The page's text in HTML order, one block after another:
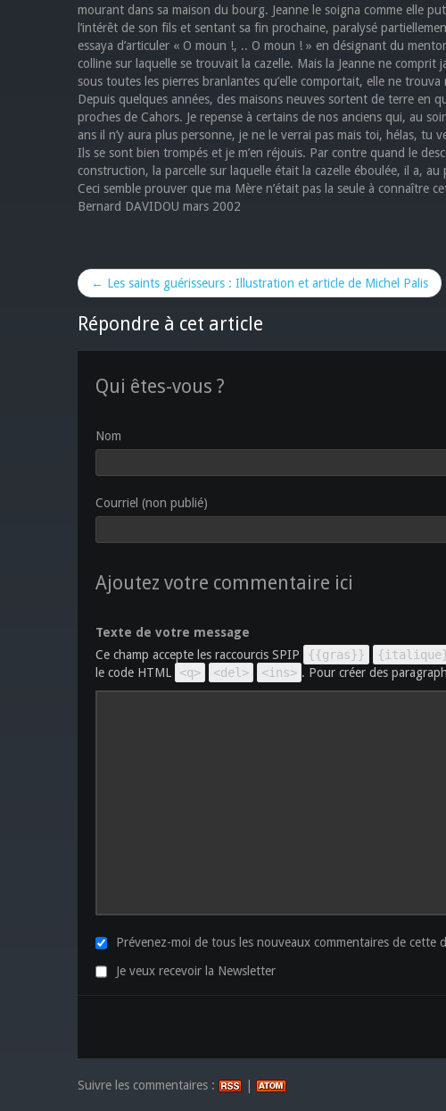
mourant dans sa maison du bourg. Jeanne le soigna comme elle
l’intérêt de son fils et sentant sa fin prochaine, paralysé
essaya d’articuler « O moun !, .. O moun ! » en désignant du
colline sur laquelle se trouvait la cazelle. Mais la Jeanne ne
sous toutes les pierres branlantes qu’elle comportait, elle ne trouva
Depuis quelques années, des maisons neuves sortent de terre en
proches de Cahors. Je repense à certains de nos anciens qui, au
ans il n’y aura plus personne, je ne le verrai pas mais toi, hélas, tu
Ils se sont bien trompés et je m’en réjouis. Par contre quand le
construction, la parcelle sur laquelle était la cazelle éboulée, il a,
Ceci semble prouver que ma Mère n’était pas la seule à connaître
Bernard DAVIDOU mars 2002
← Les saints guérisseurs : Illustration et article de Michel Palis
Répondre à cet article
Qui êtes-vous ?
Nom
Courriel (non publié)
Ajoutez votre commentaire ici
Texte de votre message
Ce champ accepte les raccourcis SPIP
{{gras}}
le code HTML
<q> <del> <ins> . Pour créer des
Prévenez-moi de tous les nouveaux commentaires de cette
Je veux recevoir la Newsletter
Suivre les commentaires :